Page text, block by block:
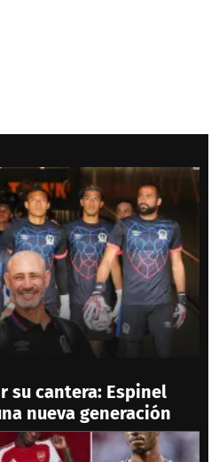
su cantera: Espinel
nueva generación